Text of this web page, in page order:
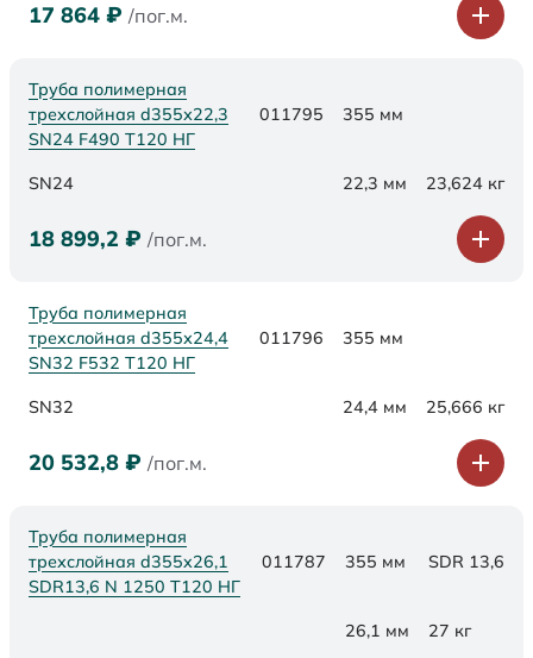
17 864 ₽ /пог.м.
Труба полимерная
трехслойная d355х22,3
SN24 F490 Т120 НГ
011795 355 мм
SN24 22,3 мм 23,624 кг
18 899,2 ₽ /пог.м.
Труба полимерная
трехслойная d355х24,4
SN32 F532 Т120 НГ
011796 355 мм
SN32 24,4 мм 25,666 кг
20 532,8 ₽ /пог.м.
Труба полимерная
трехслойная d355x26,1
SDR13,6 N 1250 Т120 НГ
011787 355 мм SDR 13,6
26,1 мм 27 кг